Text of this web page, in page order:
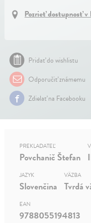
Pozrieť dostupnosť
Pridať do wishlistu
Odporučiť známemu
Zdielať na Facebooku
PREKLADATEĽ
Povchanič Štefan
JAZYK
Slovenčina
VÄZBA
Tvrdá
EAN
9788055194813